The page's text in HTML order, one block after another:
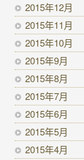
2015年12月
2015年11月
2015年10月
2015年9月
2015年8月
2015年7月
2015年6月
2015年5月
2015年4月